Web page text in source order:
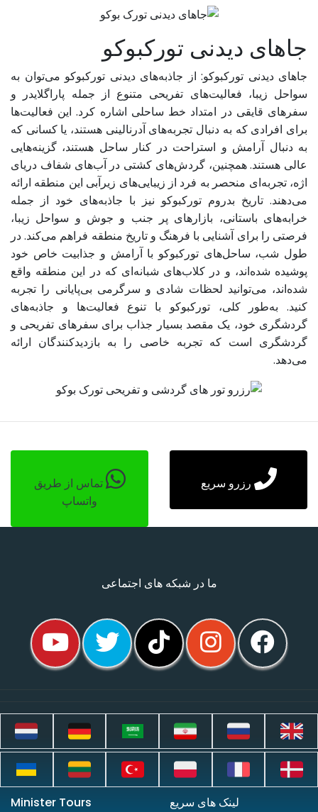
جاهای دیدنی تورکبوکو
جاهای دیدنی تورکبوکو: از جاذبه‌های دیدنی تورکبوکو می‌توان به
سواحل زیبا، فعالیت‌های تفریحی متنوع از جمله پاراگلایدر و
سفرهای قایقی در امتداد خط ساحلی اشاره کرد. این فعالیت‌ها
برای افرادی که به دنبال تجربه‌های آدرنالینی هستند، یا کسانی که
به دنبال آرامش و استراحت در کنار ساحل هستند، گزینه‌هایی
عالی هستند. همچنین، گردش‌های کشتی در آب‌های شفاف دریای
اژه، تجربه‌ای منحصر به فرد از زیبایی‌های زیرآبی این منطقه ارائه
می‌دهند. تاریخ بدروم تورکبوکو نیز با جاذبه‌های خود از جمله
خرابه‌های باستانی، بازارهای پر جنب و جوش و سواحل زیبا،
فرصتی را برای آشنایی با فرهنگ و تاریخ منطقه فراهم می‌کند. در
طول شب، ساحل‌های تورکبوکو با آرامش و جذابیت خاص خود
پوشیده شده‌اند، و در کلاب‌های شبانه‌ای که در این منطقه واقع
شده‌اند، می‌توانید لحظات شادی و سرگرمی بی‌پایانی را تجربه
کنید. به‌طور کلی، تورکبوکو با تنوع فعالیت‌ها و جاذبه‌های
گردشگری خود، یک مقصد بسیار جذاب برای سفرهای تفریحی و
گردشگری است که تجربه خاصی را به بازدیدکنندگان ارائه
می‌دهد.
رزرو سریع
تماس از طریق
واتساپ
ما در شبکه های اجتماعی
لینک های سریع Minister Tours